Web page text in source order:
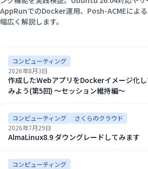
AppRunでのDocker運用、Posh-ACMEによ
幅広く解説します。
コンピューティング
2026年8月3日
作成したWebアプリをDockerイメージ化
みよう(第5回) ～セッション維持編～
コンピューティング
さくらのクラウド
2026年7月29日
AlmaLinux8.9 ダウングレードしてみます
コンピューティング